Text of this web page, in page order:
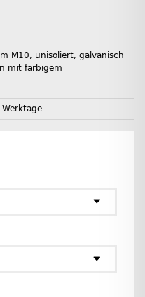
M10, unisoliert, galvanisch
mit farbigem
Werktage